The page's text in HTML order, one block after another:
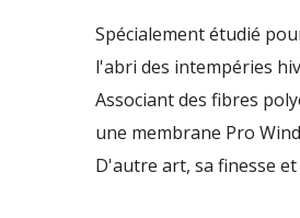
Spécialement étudié
l'abri des intempéries
Associant des fibres
une membrane Pro
D'autre art, sa finesse